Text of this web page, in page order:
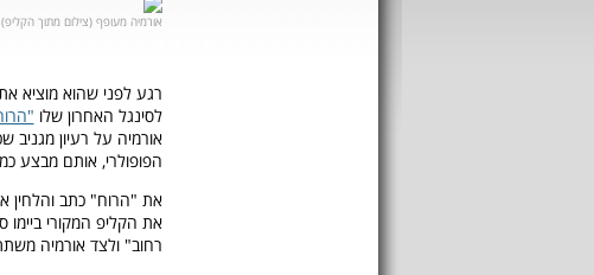
אורמיה מעופף (צילום מתוך הקליפ)
רגע לפני שהוא מוציא
לסינגל האחרון שלו
אורמיה על רעיון מגניב
הפופולרי, אותם מבצע
את "הרוח" כתב והלחין
את הקליפ המקורי
רחוב" ולצד אורמיה